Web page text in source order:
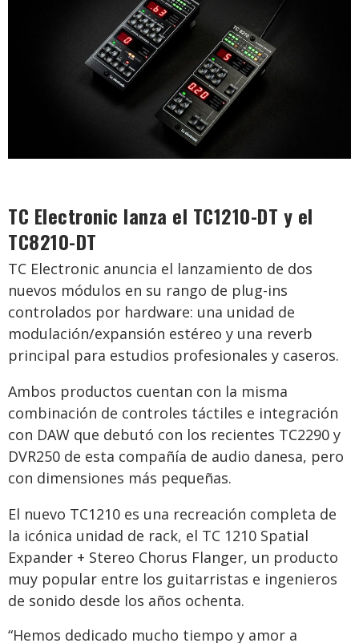
TC Electronic lanza el TC1210-DT y el
TC8210-DT
TC Electronic anuncia el lanzamiento de dos
nuevos módulos en su rango de plug-ins
controlados por hardware: una unidad de
modulación/expansión estéreo y una reverb
principal para estudios profesionales y caseros.
Ambos productos cuentan con la misma
combinación de controles táctiles e integración
con DAW que debutó con los recientes TC2290 y
DVR250 de esta compañía de audio danesa, pero
con dimensiones más pequeñas.
El nuevo TC1210 es una recreación completa de
la icónica unidad de rack, el TC 1210 Spatial
Expander + Stereo Chorus Flanger, un producto
muy popular entre los guitarristas e ingenieros
de sonido desde los años ochenta.
“Hemos dedicado mucho tiempo y amor a